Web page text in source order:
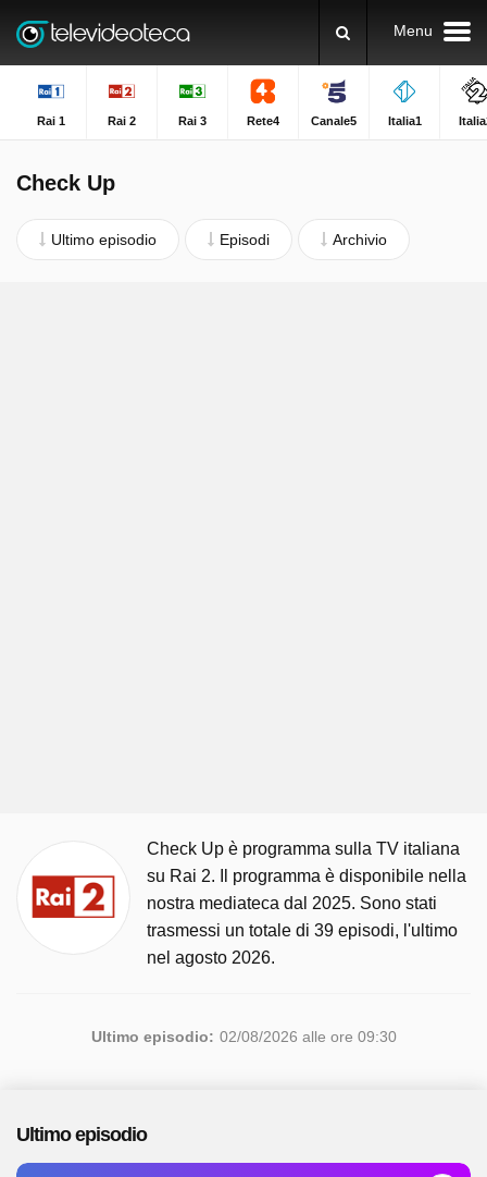
Menu
Rai 1 Rai 2 Rai 3 Rete4 Canale5 Italia1
Check Up
Ultimo episodio Episodi Archivio
Check Up è programma sulla TV italiana
su Rai 2. Il programma è disponibile nella
nostra mediateca dal 2025. Sono stati
trasmessi un totale di 39 episodi, l'ultimo
nel agosto 2026.
Ultimo episodio: 02/08/2026 alle ore 09:30
Ultimo episodio